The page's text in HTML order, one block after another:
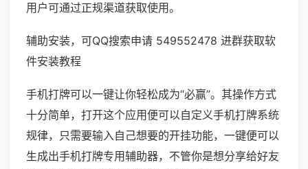
用户可通过正规渠道获取使用。
辅助安装，可QQ搜索申请 549552478 进群获取软
件安装教程
手机打牌可以一键让你轻松成为“必赢”。其操作方式
十分简单，打开这个应用便可以自定义手机打牌系统
规律，只需要输入自己想要的开挂功能，一键便可以
生成出手机打牌专用辅助器，不管你是想分享给好友